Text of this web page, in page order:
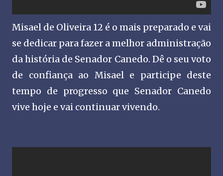
Misael de Oliveira 12 é o mais preparado e vai
se dedicar para fazer a melhor administração
da história de Senador Canedo. Dê o seu voto
de confiança ao Misael e participe deste
tempo de progresso que Senador Canedo
vive hoje e vai continuar vivendo.